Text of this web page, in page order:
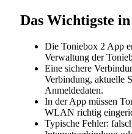
Das Wichtigste in
Die Toniebox 2 App
Verwaltung der
Eine sichere
Verbindung, aktuelle
Anmeldedaten.
In der App müssen
WLAN richtig
Typische Fehler: